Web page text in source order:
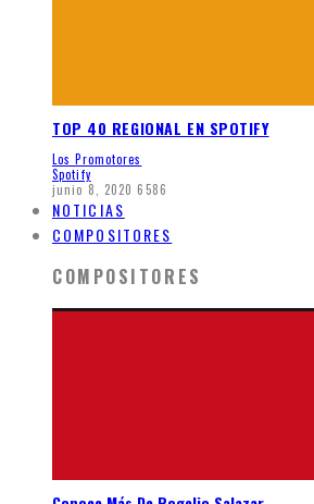
TOP 40 REGIONAL EN SPOTIFY
Los Promotores
Spotify
junio 8, 2020 6586
NOTICIAS
COMPOSITORES
COMPOSITORES